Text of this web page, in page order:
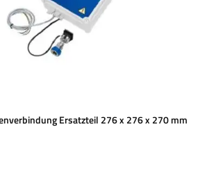
Ersatzteil 276 x 276 x 270 mm